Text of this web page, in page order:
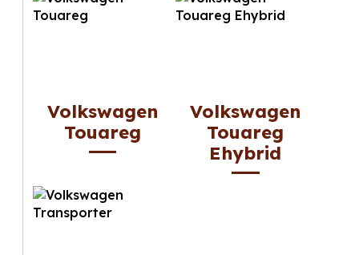
Volkswagen
Touareg
Volkswagen
Touareg
Ehybrid